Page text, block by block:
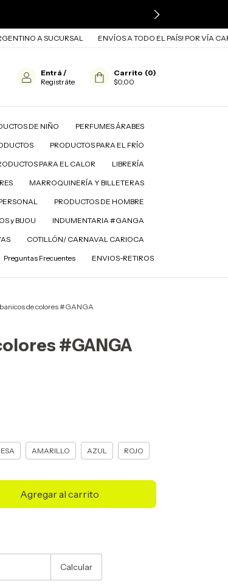
A SUCURSAL ENVÍOS A TODO EL PAÍS! POR VÍA CARGO Y
Entrá /
Registráte
Carrito (0)
$0,00
DE NIÑO PERFUMES ÁRABES
PRODUCTOS PARA EL FRÍO
PARA EL CALOR LIBRERÍA
MARROQUINERÍA Y BILLETERAS
PRODUCTOS DE HOMBRE
y BIJOU INDUMENTARIA #GANGA
COTILLÓN/ CARNAVAL CARIOCA
Preguntas Frecuentes ENVIOS-RETIROS
de colores #GANGA
#GANGA
AMARILLO AZUL ROJO
Calcular